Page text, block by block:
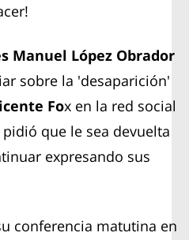
Manuel López Obrador
sobre la 'desaparición'
Fox en la red social
que le sea devuelta
expresando sus
conferencia matutina en